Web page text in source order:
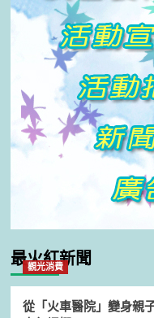
最火紅新聞
觀光消費
從「火車醫院」變身親